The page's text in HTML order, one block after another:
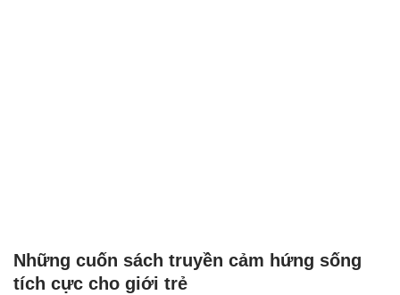
Những cuốn sách truyền cảm hứng sống
tích cực cho giới trẻ